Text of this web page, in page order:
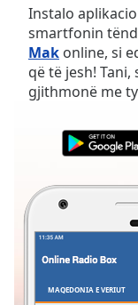
Skip
Forward
Mute
Current
Time0:00
TypeLIVE
Seek to
live,
behind
Remaining
Instalo
smartfonin
Mak online, si
që të jesh!
gjithmonë me
MAQEDONIA E VERIUT